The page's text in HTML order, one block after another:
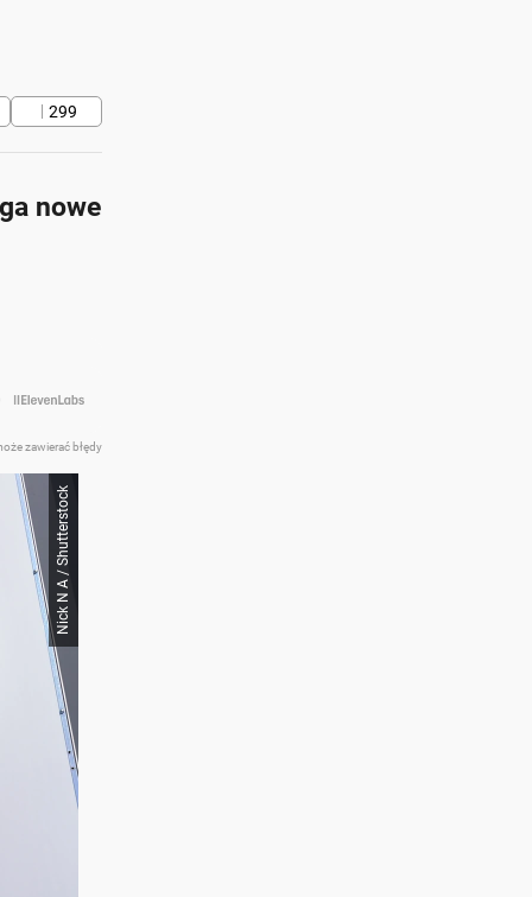
299
nowe
zawierać błędy
Nick N A / Shutterstock